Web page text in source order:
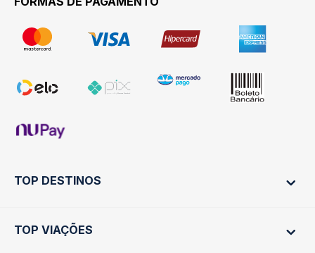
TOP DESTINOS
Ônibus Rio de Janeiro
TOP VIAÇÕES